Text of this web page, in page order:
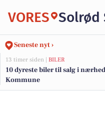
VORES Solrød
Seneste nyt ›
13 timer siden | BILER
10 dyreste biler til salg i
Kommune